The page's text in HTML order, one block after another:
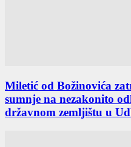
Miletić od Božinovića
sumnje na nezakonito
državnom zemljištu u